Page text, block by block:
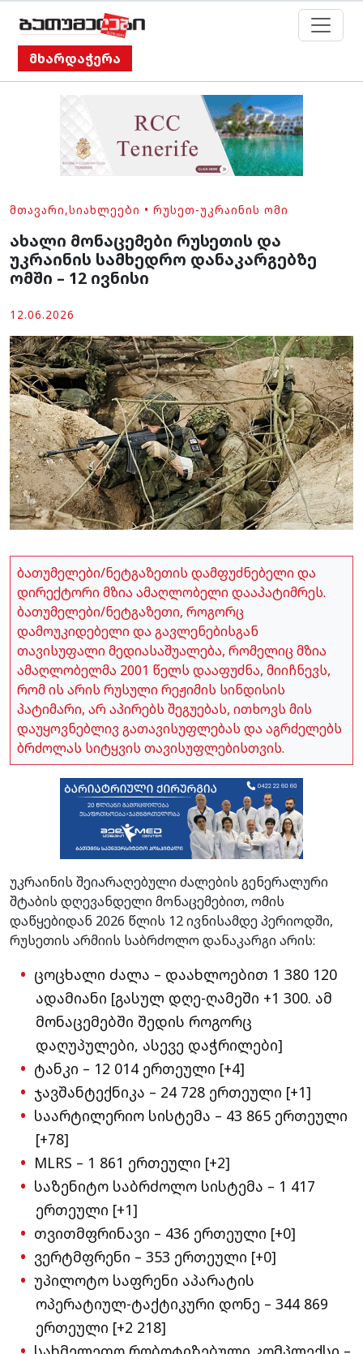
მხარდაჭერა
ᲛᲗᲐᲕᲐᲠᲘ,ᲡᲘᲐᲮᲚᲔᲔᲑᲘ • ᲠᲣᲡᲔᲗ-ᲣᲙᲠᲐᲘᲜᲘᲡ ᲝᲛᲘ
ახალი მონაცემები რუსეთის და
უკრაინის სამხედრო დანაკარგებზე
ომში – 12 ივნისი
12.06.2026
ბათუმელები/ნეტგაზეთის დამფუძნებელი და
დირექტორი მზია ამაღლობელი დააპატიმრეს.
ბათუმელები/ნეტგაზეთი, როგორც
დამოუკიდებელი და გავლენებისგან
თავისუფალი მედიასაშუალება, რომელიც მზია
ამაღლობელმა 2001 წელს დააფუძნა, მიიჩნევს,
რომ ის არის რუსული რეჟიმის სინდისის
პატიმარი, არ აპირებს შეგუებას, ითხოვს მის
დაუყოვნებლივ გათავისუფლებას და აგრძელებს
ბრძოლას სიტყვის თავისუფლებისთვის.
უკრაინის შეიარაღებული ძალების გენერალური
შტაბის დღევანდელი მონაცემებით, ომის
დაწყებიდან 2026 წლის 12 ივნისამდე პერიოდში,
რუსეთის არმიის საბრძოლო დანაკარგი არის:
ცოცხალი ძალა – დაახლოებით 1 380 120
ადამიანი [გასულ დღე-ღამეში +1 300. ამ
მონაცემებში შედის როგორც
დაღუპულები, ასევე დაჭრილები]
ტანკი – 12 014 ერთეული [+4]
ჯავშანტექნიკა – 24 728 ერთეული [+1]
საარტილერიო სისტემა – 43 865 ერთეული
[+78]
MLRS – 1 861 ერთეული [+2]
საზენიტო საბრძოლო სისტემა – 1 417
ერთეული [+1]
თვითმფრინავი – 436 ერთეული [+0]
ვერტმფრენი – 353 ერთეული [+0]
უპილოტო საფრენი აპარატის
ოპერატიულ-ტაქტიკური დონე – 344 869
ერთეული [+2 218]